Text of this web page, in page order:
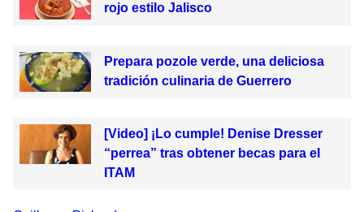
rojo estilo Jalisco
Prepara pozole verde, una deliciosa
tradición culinaria de Guerrero
[Video] ¡Lo cumple! Denise Dresser
“perrea” tras obtener becas para el
ITAM